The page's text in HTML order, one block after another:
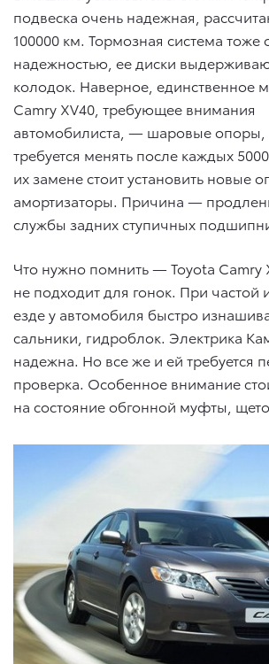
подвеска очень надежная,
100000 км. Тормозная система тоже
надежностью, ее диски
колодок. Наверное, единственное
Camry XV40, требующее внимания
автомобилиста, — шаровые опоры,
требуется менять после каждых
их замене стоит установить новые
амортизаторы. Причина —
службы задних ступичных
Что нужно помнить — Toyota Camry
не подходит для гонок. При частой
езде у автомобиля быстро
сальники, гидроблок. Электрика
надежна. Но все же и ей требуется
проверка. Особенное внимание
на состояние обгонной муфты,